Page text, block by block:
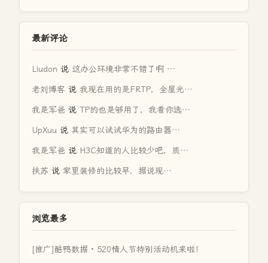
最新评论
Liudon 说 这办公环境非常不错了啊 …
老刘博客 说 我现在用的是FRTP，全屋光…
我是军爸 说 TP的也是够用了，我看你选…
UpXuu 说 其实可以试试华为的路由器…
我是军爸 说 H3C知道的人比较少吧，质…
扶苏 说 家里装修的比较早，据说现…
浏览最多
[推广]酷鸭数据 · 520情人节特别活动机来啦！